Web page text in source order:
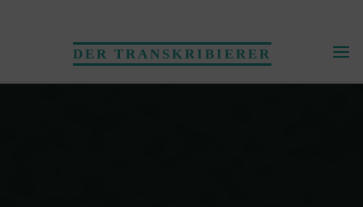
DER TRANSKRIBIERER